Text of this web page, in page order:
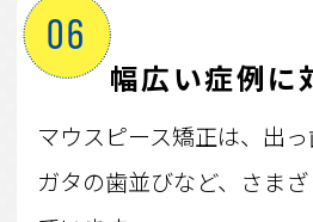
06
幅広い症例に
マウスピース矯正は、出
ガタの歯並びなど、さま